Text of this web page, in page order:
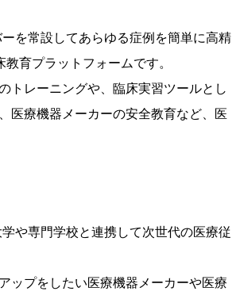
を常設してあらゆる症例を簡単に高精
育プラットフォームです。
トレーニングや、臨床実習ツールとし
医療機器メーカーの安全教育など、医
や専門学校と連携して次世代の医療従
ップをしたい医療機器メーカーや医療